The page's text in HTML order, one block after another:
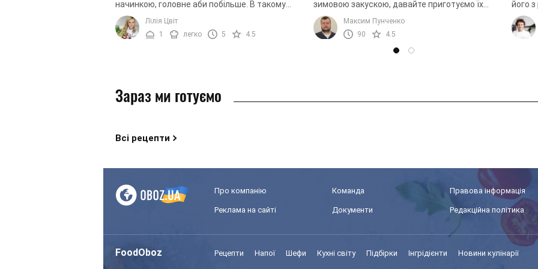
начинкою, головне аби побільше. В такому
випадку, що може бути краще, ніж
приготувати її самостійно з ...
Лілія Цвіт
1
легко 5 4.5
зимовою закускою, давайте приготуємо їх
разом!
Максим Пунченко
90
4.5
його з
Зараз ми готуємо
Всі рецепти
Про компанію Команда Правова інформація
Реклама на сайті Документи Редакційна політика
FoodOboz Рецепти Напої Шефи Кухні світу Підбірки Інгрідієнти Новини кулінарії